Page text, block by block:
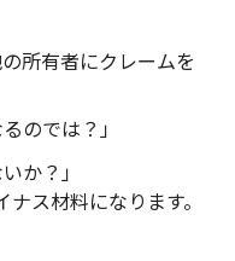
所有者にクレームを
のでは？」
か？」
ス材料になります。